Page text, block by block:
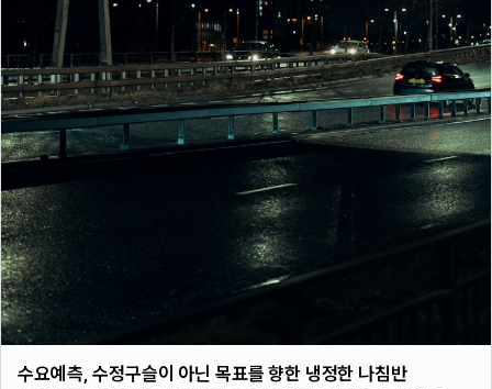
수요예측, 수정구슬이 아닌 목표를 향한 냉정한 나침반